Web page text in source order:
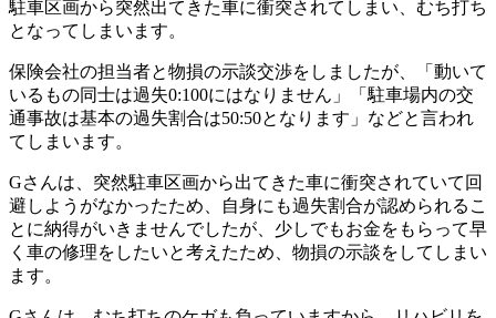
駐車区画から突然出てきた車に衝突されてしまい、むち打ち
となってしまいます。
保険会社の担当者と物損の示談交渉をしましたが、「動いて
いるもの同士は過失0:100にはなりません」「駐車場内の交
通事故は基本の過失割合は50:50となります」などと言われ
てしまいます。
Gさんは、突然駐車区画から出てきた車に衝突されていて回
避しようがなかったため、自身にも過失割合が認められるこ
とに納得がいきませんでしたが、少しでもお金をもらって早
く車の修理をしたいと考えたため、物損の示談をしてしまい
ます。